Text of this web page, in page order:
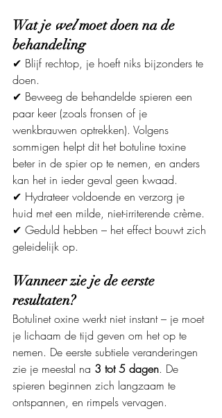
Wat je wel moet doen na de
behandeling
✔ Blijf rechtop, je hoeft niks bijzonders te
doen.
✔ Beweeg de behandelde spieren een
paar keer (zoals fronsen of je
wenkbrauwen optrekken). Volgens
sommigen helpt dit het botuline toxine
beter in de spier op te nemen, en anders
kan het in ieder geval geen kwaad.
✔ Hydrateer voldoende en verzorg je
huid met een milde, niet-irriterende crème.
✔ Geduld hebben – het effect bouwt zich
geleidelijk op.
Wanneer zie je de eerste
resultaten?
Botulinet oxine werkt niet instant – je moet
je lichaam de tijd geven om het op te
nemen. De eerste subtiele veranderingen
zie je meestal na 3 tot 5 dagen. De
spieren beginnen zich langzaam te
ontspannen, en rimpels vervagen.